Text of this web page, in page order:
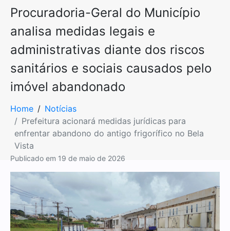
Procuradoria-Geral do Município
analisa medidas legais e
administrativas diante dos riscos
sanitários e sociais causados pelo
imóvel abandonado
Home
Notícias
Prefeitura acionará medidas jurídicas para
enfrentar abandono do antigo frigorífico no Bela
Vista
Publicado em 19 de maio de 2026